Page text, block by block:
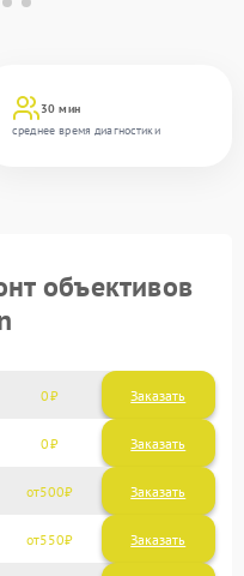
30 мин
среднее время диагностики
объективов
0 Заказать
0 Заказать
500
550